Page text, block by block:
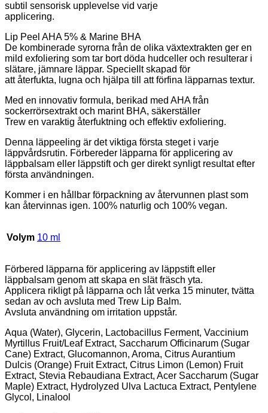
subtil sensorisk upplevelse vid varje
applicering.
Lip Peel AHA 5% & Marine BHA
De kombinerade syrorna från de olika växtextrakten ger en
mild exfoliering som tar bort döda hudceller och resulterar i
slätare, jämnare läppar. Speciellt skapad för
att återfukta, lugna och hjälpa till att förfina läpparnas textur.
Med en innovativ formula, berikad med AHA från
sockerrörsextrakt och marint BHA, säkerställer
Trew en varaktig återfuktning och effektiv exfoliering.
Denna läppeeling är det viktiga första steget i varje
läppvårdsrutin. Förbereder läpparna för applicering av
läppbalsam eller läppstift och ger direkt synligt resultat efter
första användningen.
Kommer i en hållbar förpackning av återvunnen plast som
kan återvinnas igen. 100% naturlig och 100% vegan.
Volym 10 ml
Förbered läpparna för applicering av läppstift eller
läppbalsam genom att skapa en slät fräsch yta.
Applicera rikligt på läpparna och låt verka 15 minuter, tvätta
sedan av och avsluta med Trew Lip Balm.
Avsluta användning om irritation uppstår.
Aqua (Water), Glycerin, Lactobacillus Ferment, Vaccinium
Myrtillus Fruit/Leaf Extract, Saccharum Officinarum (Sugar
Cane) Extract, Glucomannon, Aroma, Citrus Aurantium
Dulcis (Orange) Fruit Extract, Citrus Limon (Lemon) Fruit
Extract, Stevia Rebaudiana Extract, Acer Saccharum (Sugar
Maple) Extract, Hydrolyzed Ulva Lactuca Extract, Pentylene
Glycol, Linalool